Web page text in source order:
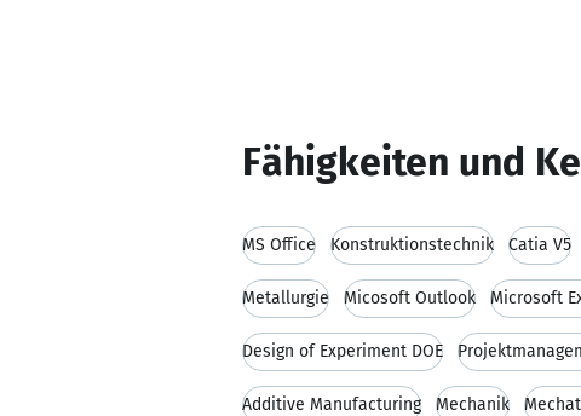
Fähigkeiten und
MS Office Konstruktionstechnik Catia V5
Metallurgie Micosoft Outlook Microsoft
Design of Experiment DOE
Additive Manufacturing Mechanik